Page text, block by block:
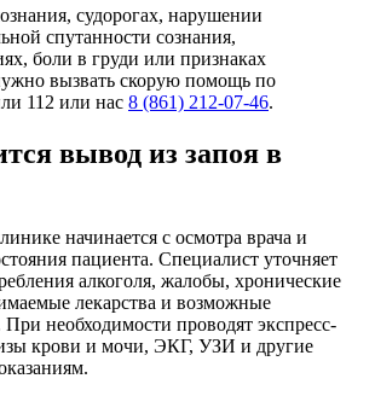
судорогах, нарушении
спутанности сознания,
боли в груди или признаках
вызвать скорую помощь по
112 или нас 8 (861) 212-07-46.
вывод из запоя в
начинается с осмотра врача и
пациента. Специалист уточняет
алкоголя, жалобы, хронические
лекарства и возможные
необходимости проводят экспресс-
крови и мочи, ЭКГ, УЗИ и другие